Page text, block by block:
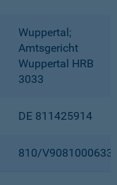
Wuppertal;
Amtsgericht
Wuppertal HRB
3033
DE 811425914
810/